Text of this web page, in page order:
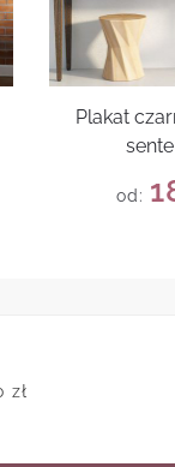
Plakat
od:
zł